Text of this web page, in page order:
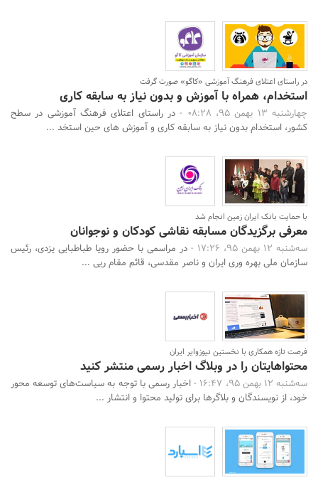
در راستای اعتلای فرهنگ آموزشی «کاگو» صورت گرفت
استخدام، همراه با آموزش و بدون نیاز به سابقه کاری
چهارشنبه 13 بهمن 95، 08:28 -
در راستای اعتلای فرهنگ آموزشی در سطح
کشور، استخدام بدون نیاز به سابقه کاری و آموزش های حین استخد ...
با حمایت بانک ایران زمین انجام شد
معرفی برگزیدگان مسابقه نقاشی کودکان و نوجوانان
سه‌شنبه 12 بهمن 95، 17:26 -
در مراسمی با حضور رویا طباطبایی یزدی، رئیس
سازمان ملی بهره وری ایران و ناصر مقدسی، قائم مقام ریی ...
فرصت تازه همکاری با نخستین نیوزوایر ایران
محتواهایتان را در وبلاگ اخبار رسمی منتشر کنید
سه‌شنبه 12 بهمن 95، 16:47 -
اخبار رسمی با توجه به سیاست‌های توسعه محور
خود، از نویسندگان و بلاگرها برای تولید محتوا و انتشار ...